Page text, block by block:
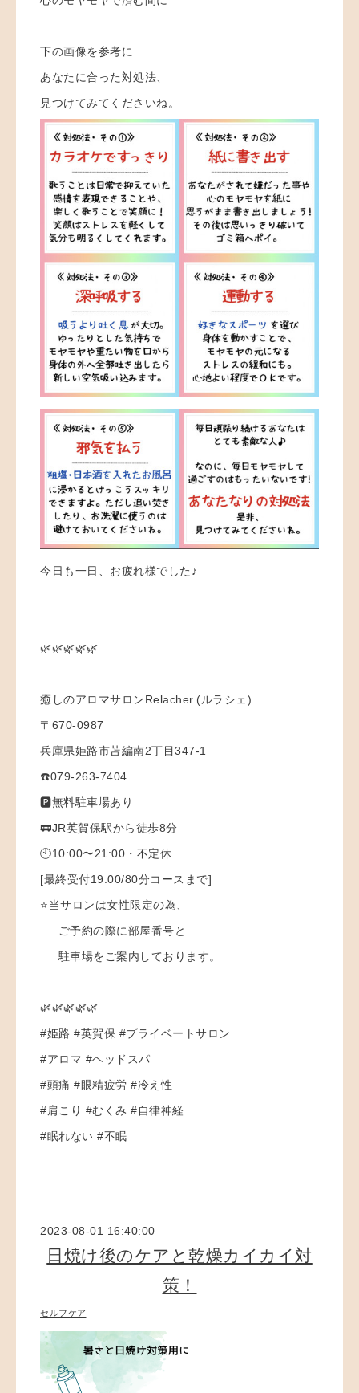
下の画像を参考に
あなたに合った対処法、
見つけてみてくださいね。
今日も一日、お疲れ様でした♪
🌿🌿🌿🌿🌿
癒しのアロマサロンRelacher.(ルラシェ)
〒670-0987
兵庫県姫路市苫編南2丁目347-1
☎️079-263-7404
🅿️無料駐車場あり
🚃JR英賀保駅から徒歩8分
🕙10:00〜21:00・不定休
[最終受付19:00/80分コースまで]
⭐️当サロンは女性限定の為、
ご予約の際に部屋番号と
駐車場をご案内しております。
🌿🌿🌿🌿🌿
#姫路 #英賀保 #プライベートサロン
#アロマ #ヘッドスパ
#頭痛 #眼精疲労 #冷え性
#肩こり #むくみ #自律神経
#眠れない #不眠
2023-08-01 16:40:00
日焼け後のケアと乾燥カイカイ対
策！
セルフケア